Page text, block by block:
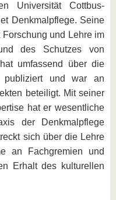
Universität Cottbus-
Denkmalpflege. Seine
und Lehre im
des Schutzes von
umfassend über die
publiziert und war an
beteiligt. Mit seiner
hat er wesentliche
der Denkmalpflege
sich über die Lehre
an Fachgremien und
Erhalt des kulturellen